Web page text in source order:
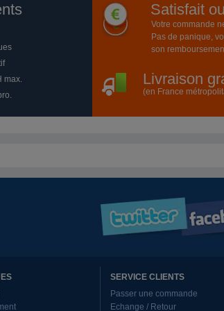
max.
Satisfait
Votre commande
Pas de panique,
son
Livraison
(en France
SERVICE CLIENTS
Passer une commande
Echange / Retour